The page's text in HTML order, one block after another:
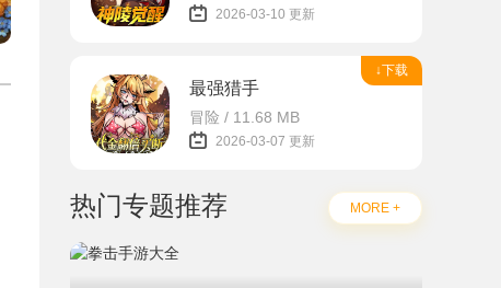
2026-03-10 更新
↓下载
最强猎手
冒险 / 11.68 MB
2026-03-07 更新
热门专题推荐 MORE +